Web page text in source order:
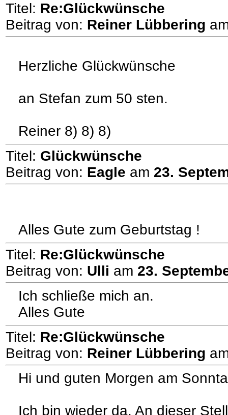
Titel: Re:Glückwünsche
Beitrag von: Reiner Lübbering
Herzliche Glückwünsche
an Stefan zum 50 sten.
Reiner 8) 8) 8)
Titel: Glückwünsche
Beitrag von: Eagle am 23.
Alles Gute zum Geburtstag !
Titel: Re:Glückwünsche
Beitrag von: Ulli am 23.
Ich schließe mich an.
Alles Gute
Titel: Re:Glückwünsche
Beitrag von: Reiner Lübbering
Hi und guten Morgen am
Ich bin wieder da. An dieser